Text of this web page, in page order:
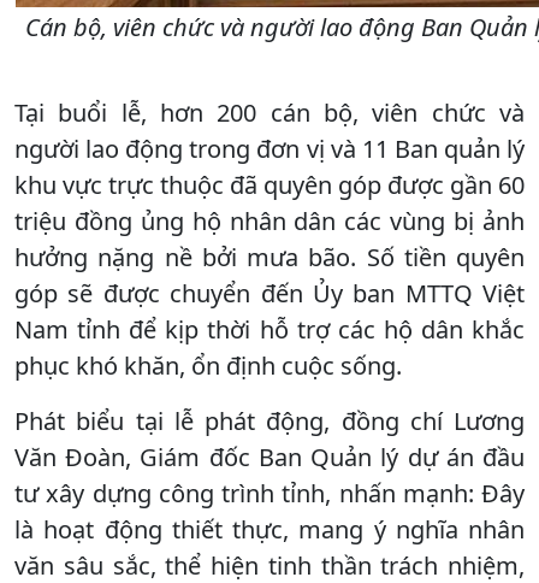
Cán bộ, viên chức và người lao động Ban
Tại buổi lễ, hơn 200 cán bộ, viên chức và
người lao động trong đơn vị và 11 Ban quản lý
khu vực trực thuộc đã quyên góp được gần 60
triệu đồng ủng hộ nhân dân các vùng bị ảnh
hưởng nặng nề bởi mưa bão. Số tiền quyên
góp sẽ được chuyển đến Ủy ban MTTQ Việt
Nam tỉnh để kịp thời hỗ trợ các hộ dân khắc
phục khó khăn, ổn định cuộc sống.
Phát biểu tại lễ phát động, đồng chí Lương
Văn Đoàn, Giám đốc Ban Quản lý dự án đầu
tư xây dựng công trình tỉnh, nhấn mạnh: Đây
là hoạt động thiết thực, mang ý nghĩa nhân
văn sâu sắc, thể hiện tinh thần trách nhiệm,